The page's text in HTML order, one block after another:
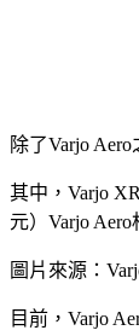
除了Varjo
其中，Varjo
元）Varjo Aero
圖片來源：
目前，Varjo